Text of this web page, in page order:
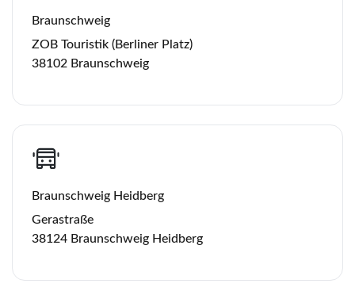
Braunschweig
ZOB Touristik (Berliner Platz)
38102 Braunschweig
Braunschweig Heidberg
Gerastraße
38124 Braunschweig Heidberg